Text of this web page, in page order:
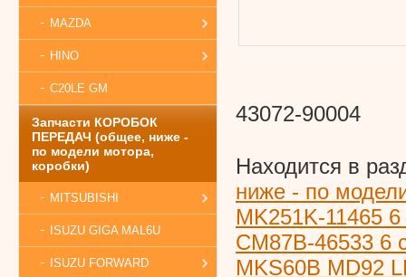
MAZDA
HINO
C20LE GM
Запчасти КОРОБОК
ПЕРЕДАЧ (общее, ниже -
по модели мотора,
коробки)
MITSUBISHI
ISUZU GIGA MAL6U
ISUZU FORWARD
43072-90004
Находится в
ниже - по
MK251K-11465
CM87B-46533 6
MKS60B MD92